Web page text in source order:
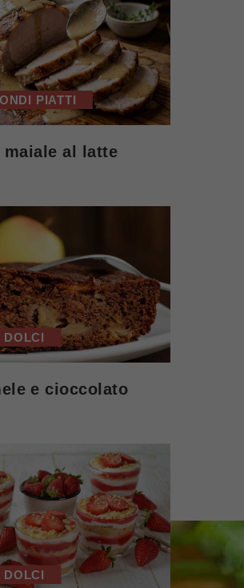
PIATTI
al latte
DOLCI
e cioccolato
DOLCI